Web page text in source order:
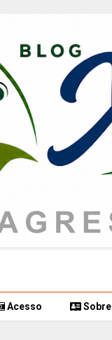
Acesso Sobre